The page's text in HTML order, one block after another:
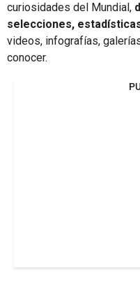
curiosidades del Mundial,
selecciones,
videos, infografías,
conocer.